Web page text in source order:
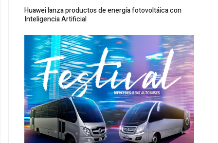
Huawei lanza productos de energía fotovoltáica con
Inteligencia Artificial